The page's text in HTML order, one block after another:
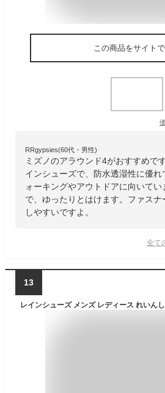
この商品をサイト
RRgypsies(60代・男性)
ミズノのアラウンド4がおすすめで
インシューズで、防水透湿性に優れ
ォーキングやアウトドアに向いて
で、ゆったりとはけます。ファスナ
しやすいですよ。
全て
13